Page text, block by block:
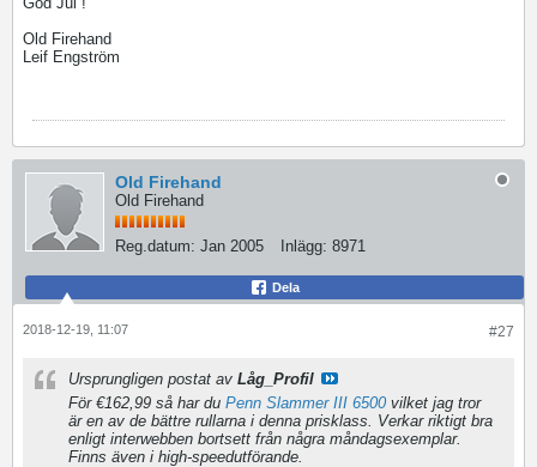
Old Firehand
Leif Engström
Old Firehand
Old Firehand
Reg.datum: Jan 2005 Inlägg: 8971
Dela
#27
2018-12-19, 11:07
Ursprungligen postat av Låg_Profil
För €162,99 så har du Penn Slammer III 6500 vilket jag tror
är en av de bättre rullarna i denna prisklass. Verkar riktigt bra
enligt interwebben bortsett från några måndagsexemplar.
Finns även i high-speedutförande.